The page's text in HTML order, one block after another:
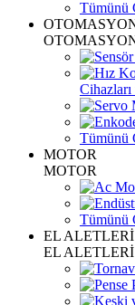
Tümünü
Tümünü
MOTOR
MOTOR
Tümünü
EL ALETLERİ
EL ALETLERİ